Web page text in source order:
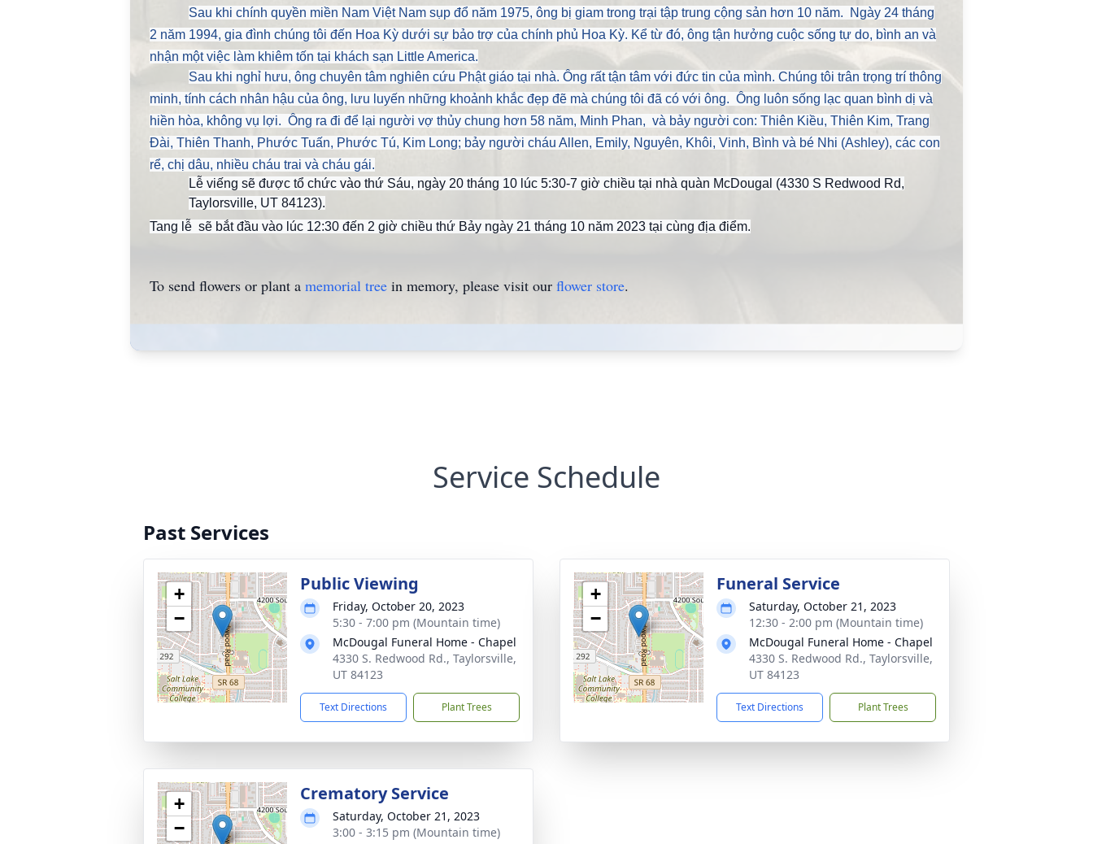
Sau khi chính quyền miền Nam Việt Nam sụp đổ năm 1975, ông bị giam trong trại tập trung cộng sản hơn 10 năm. Ngày 24 tháng
2 năm 1994, gia đình chúng tôi đến Hoa Kỳ dưới sự bảo trợ của chính phủ Hoa Kỳ. Kể từ đó, ông tận hưởng cuộc sống tự do, bình an và
nhận một việc làm khiêm tốn tại khách sạn Little America.
Sau khi nghỉ hưu, ông chuyên tâm nghiên cứu Phật giáo tại nhà. Ông rất tận tâm với đức tin của mình. Chúng tôi trân trọng trí thông
minh, tính cách nhân hậu của ông, lưu luyến những khoảnh khắc đẹp đẽ mà chúng tôi đã có với ông. Ông luôn sống lạc quan bình dị và
hiền hòa, không vụ lợi. Ông ra đi để lại người vợ thủy chung hơn 58 năm, Minh Phan, và bảy người con: Thiên Kiều, Thiên Kim, Trang
Đài, Thiên Thanh, Phước Tuấn, Phước Tú, Kim Long; bảy người cháu Allen, Emily, Nguyên, Khôi, Vinh, Bình và bé Nhi (Ashley), các con
rể, chị dâu, nhiều cháu trai và cháu gái.
Lễ viếng sẽ được tổ chức vào thứ Sáu, ngày 20 tháng 10 lúc 5:30-7 giờ chiều tại nhà quàn McDougal (4330 S Redwood Rd,
Taylorsville, UT 84123).
Tang lễ sẽ bắt đầu vào lúc 12:30 đến 2 giờ chiều thứ Bảy ngày 21 tháng 10 năm 2023 tại cùng địa điểm.
To send flowers or plant a memorial tree in memory, please visit our flower store.
Service Schedule
Past Services
+
−
Public Viewing
Friday, October 20, 2023
5:30 - 7:00 pm (Mountain time)
McDougal Funeral Home - Chapel
4330 S. Redwood Rd., Taylorsville,
UT 84123
Text Directions Plant Trees
+
−
Funeral Service
Saturday, October 21, 2023
12:30 - 2:00 pm (Mountain time)
McDougal Funeral Home - Chapel
4330 S. Redwood Rd., Taylorsville,
UT 84123
Text Directions Plant Trees
+
−
Crematory Service
Saturday, October 21, 2023
3:00 - 3:15 pm (Mountain time)